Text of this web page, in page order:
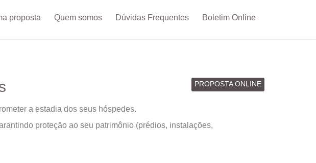
proposta Quem somos Dúvidas Frequentes Boletim Online
PROPOSTA ONLINE
a estadia dos seus hóspedes.
proteção ao seu patrimônio (prédios, instalações,